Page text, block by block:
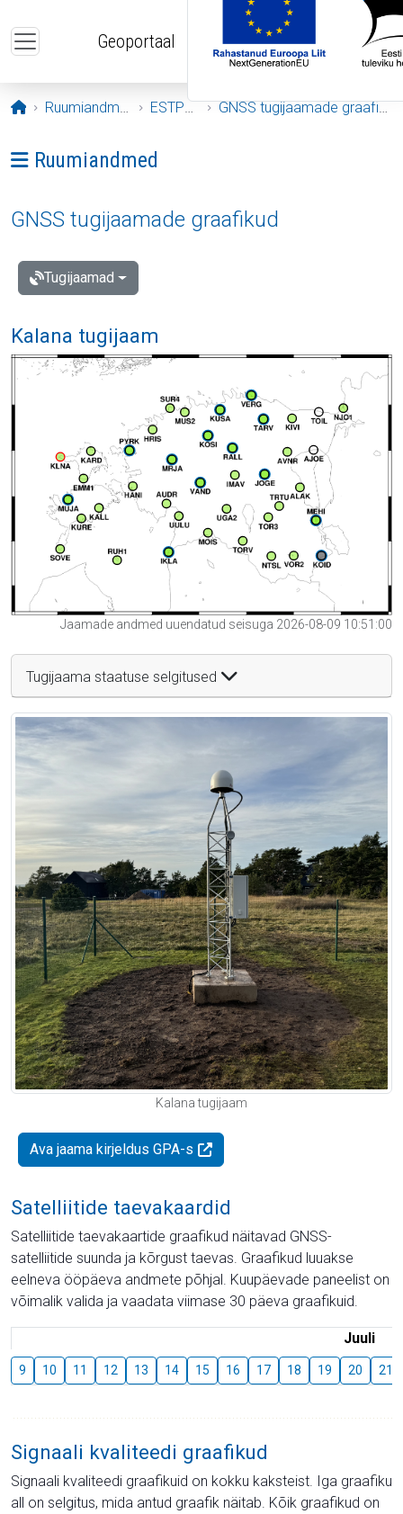
Geoportaal
Avaleht
Ruumiandmed ESTPOS GNSS tugijaamade graafikud
Ava menüü: Ruumiandmed
Ruumiandmed
GNSS tugijaamade graafikud
Tugijaamad
Kalana tugijaam
Jaamade andmed uuendatud seisuga 2026-08-09 10:51:00
Tugijaama staatuse selgitused
Kalana tugijaam
Ava jaama kirjeldus GPA-s
Satelliitide taevakaardid
Satelliitide taevakaartide graafikud näitavad GNSS-
satelliitide suunda ja kõrgust taevas. Graafikud luuakse
eelneva ööpäeva andmete põhjal. Kuupäevade paneelist on
võimalik valida ja vaadata viimase 30 päeva graafikuid.
Juuli
9 10 11 12 13 14 15 16 17 18 19 20 21
Signaali kvaliteedi graafikud
Signaali kvaliteedi graafikuid on kokku kaksteist. Iga graafiku
all on selgitus, mida antud graafik näitab. Kõik graafikud on